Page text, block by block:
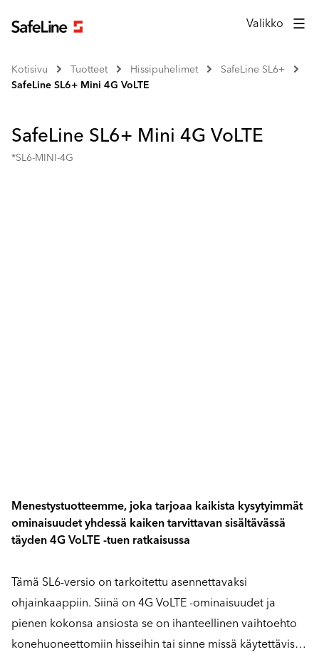
Valikko
Kotisivu Tuotteet Hissipuhelimet
SafeLine SL6+
SafeLine SL6+ Mini 4G VoLTE
SafeLine SL6+ Mini 4G VoLTE
*SL6-MINI-4G
Menestystuotteemme, joka tarjoaa kaikista kysytyimmät
ominaisuudet yhdessä kaiken tarvittavan sisältävässä
täyden 4G VoLTE -tuen ratkaisussa
Tämä SL6-versio on tarkoitettu asennettavaksi
ohjainkaappiin. Siinä on 4G VoLTE -ominaisuudet ja
pienen kokonsa ansiosta se on ihanteellinen vaihtoehto
konehuoneettomiin hisseihin tai sinne missä käytettävissä